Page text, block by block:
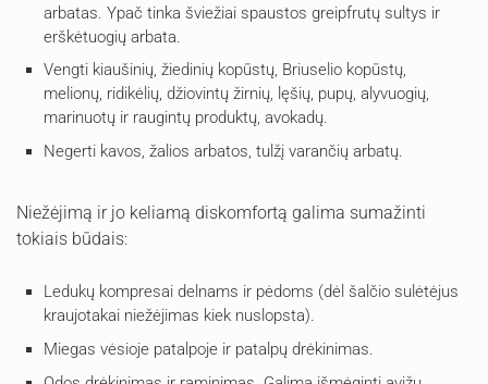
arbatas. Ypač tinka šviežiai spaustos greipfrutų sultys ir
erškėtuogių arbata.
Vengti kiaušinių, žiedinių kopūstų, Briuselio kopūstų,
melionų, ridikėlių, džiovintų žirnių, lęšių, pupų, alyvuogių,
marinuotų ir raugintų produktų, avokadų.
Negerti kavos, žalios arbatos, tulžį varančių arbatų.
Niežėjimą ir jo keliamą diskomfortą galima sumažinti
tokiais būdais:
Ledukų kompresai delnams ir pėdoms (dėl šalčio sulėtėjus
kraujotakai niežėjimas kiek nuslopsta).
Miegas vėsioje patalpoje ir patalpų drėkinimas.